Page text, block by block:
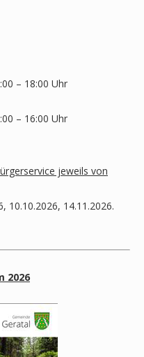
– 18:00 Uhr
– 16:00 Uhr
jeweils von
10.10.2026, 14.11.2026.
2026